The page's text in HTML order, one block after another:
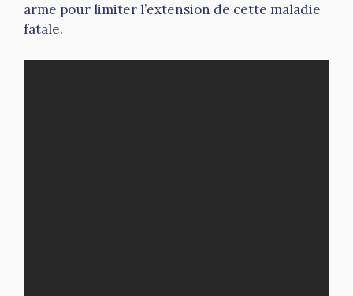
arme pour limiter l’extension de cette maladie
fatale.